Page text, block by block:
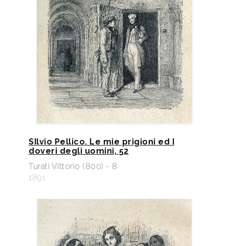
SIlvio Pellico. Le mie prigioni ed I
doveri degli uomini, 52
Turati Vittorio (800) - 8
1891